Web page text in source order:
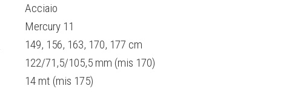
Acciaio
Mercury 11
149, 156, 163, 170, 177 cm
122/71,5/105,5 mm (mis 170)
14 mt (mis 175)